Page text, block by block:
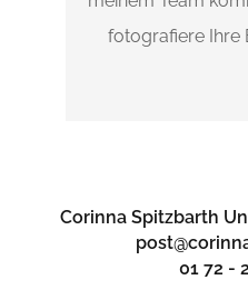
fotografiere Ihre
Corinna Spitzbarth
01 72 -